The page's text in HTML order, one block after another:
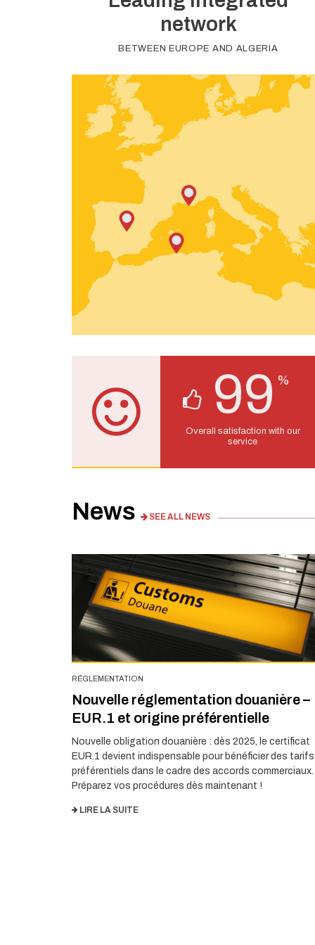
network
BETWEEN EUROPE AND ALGERIA
99 %
Overall satisfaction with our
service
News SEE ALL NEWS
RÉGLEMENTATION
Nouvelle réglementation douanière –
EUR.1 et origine préférentielle
Nouvelle obligation douanière : dès 2025, le certificat
EUR.1 devient indispensable pour bénéficier des tarifs
préférentiels dans le cadre des accords commerciaux.
Préparez vos procédures dès maintenant !
LIRE LA SUITE